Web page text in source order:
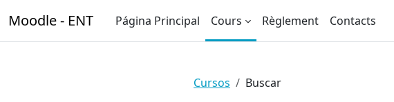
Moodle - ENT Página Principal Cours Règlement Contacts
Cursos Buscar